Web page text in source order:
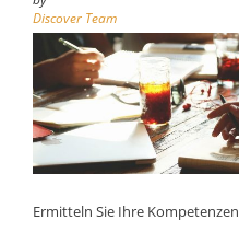
Discover Team
Ermitteln Sie Ihre Kompetenzen